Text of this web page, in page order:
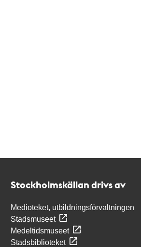
Stockholmskällan drivs av
Medioteket, utbildningsförvaltningen
Stadsmuseet
Medeltidsmuseet
Stadsbiblioteket